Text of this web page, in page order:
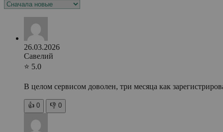
26.03.2026
Савелий
⭐ 5.0
В целом сервисом доволен, три месяца как
👍 0 👎 0